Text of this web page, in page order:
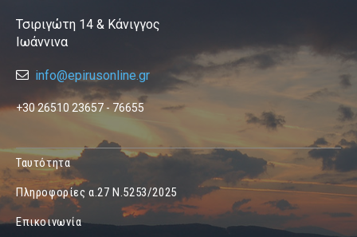
Τσιριγώτη 14 & Κάνιγγος
Ιωάννινα
info@epirusonline.gr
+30 26510 23657 - 76655
Ταυτότητα
Πληροφορίες α.27 Ν.5253/2025
Επικοινωνία